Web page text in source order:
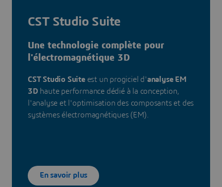
CST Studio Suite
Une technologie complète pour
l'électromagnétique 3D
CST Studio Suiteest un progiciel d'analyse EM
3D haute performance dédié à la conception,
l'analyse et l'optimisation des composants et des
systèmes électromagnétiques (EM).
En savoir plus